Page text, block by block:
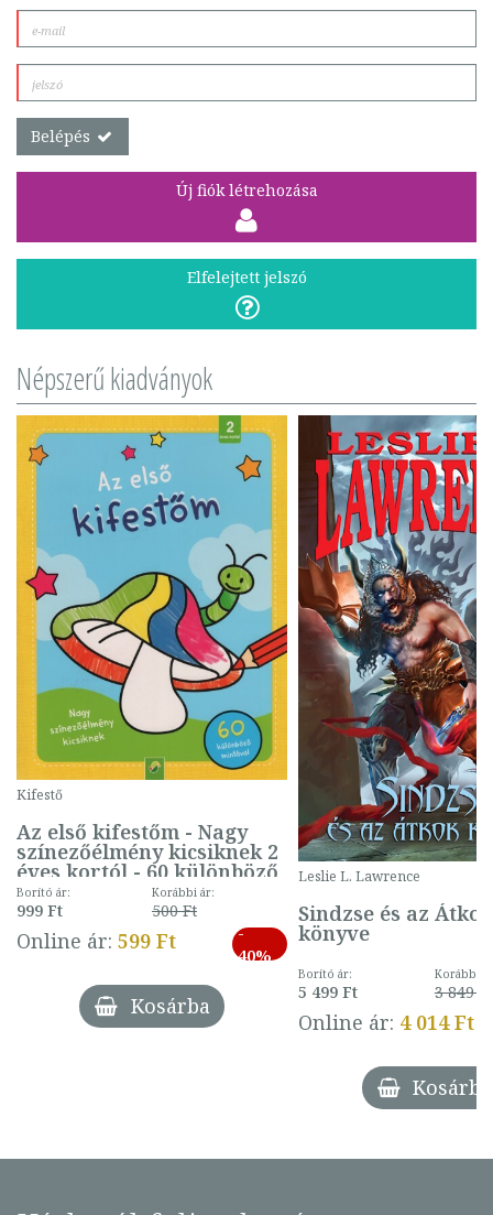
Belépés
Új fiók létrehozása
Elfelejtett jelszó
Népszerű kiadványok
Kifestő
Az első kifestőm - Nagy
színezőélmény kicsiknek 2
éves kortól - 60 különböző
mintával (gombás)
Borító ár:
999 Ft
Korábbi ár:
500 Ft
Online ár: 599 Ft
-
40%
Kosárba
Leslie L. Lawrence
Sindzse és az Átkok
könyve
Borító ár:
5 499 Ft
Korábbi
3 849 Ft
Online ár: 4 014 Ft
Kosárba